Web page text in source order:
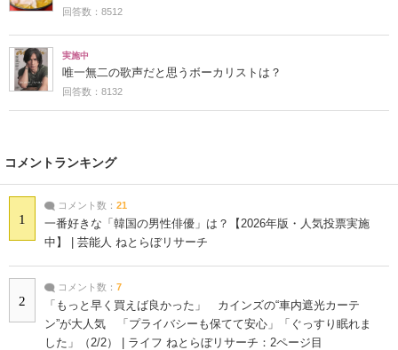
回答数：8512
実施中
唯一無二の歌声だと思うボーカリストは？
回答数：8132
コメントランキング
1
コメント数： 21
一番好きな「韓国の男性俳優」は？【2026年版・人気投票実施
中】 | 芸能人 ねとらぼリサーチ
2
コメント数： 7
「もっと早く買えば良かった」 カインズの“車内遮光カーテ
ン”が大人気 「プライバシーも保てて安心」「ぐっすり眠れま
した」（2/2） | ライフ ねとらぼリサーチ：2ページ目